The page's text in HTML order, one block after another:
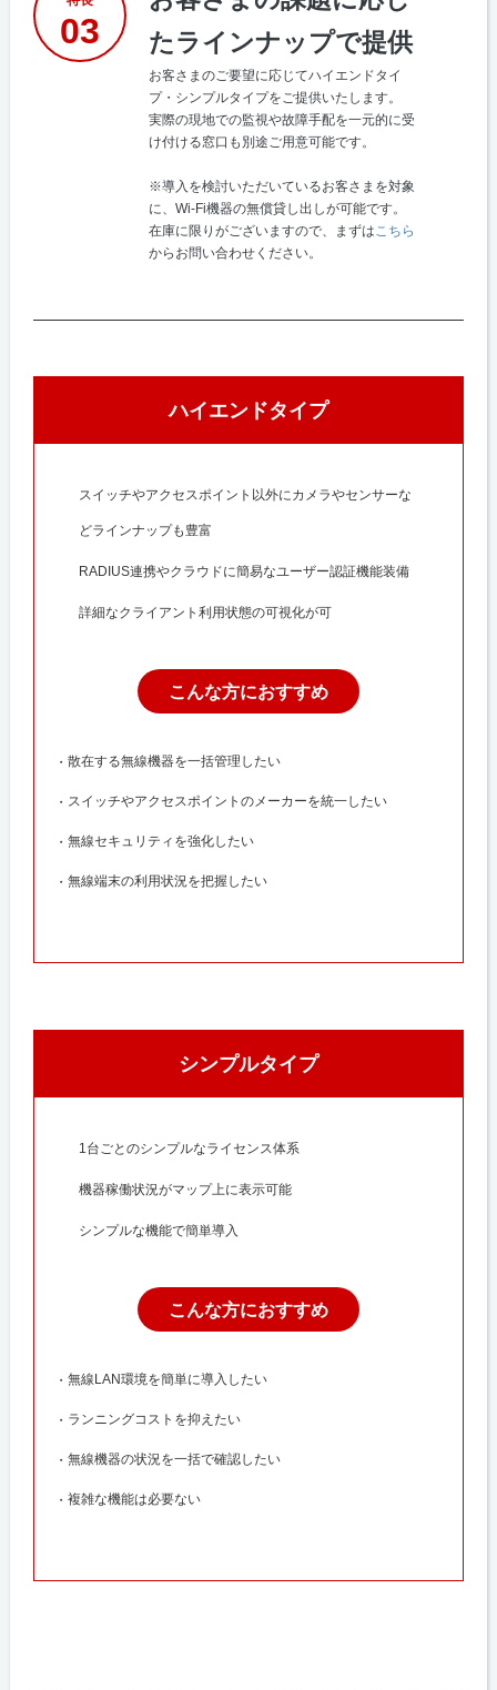
03
たラインナップで提供
お客さまのご要望に応じてハイエンドタイ
プ・シンプルタイプをご提供いたします。
実際の現地での監視や故障手配を一元的に受
け付ける窓口も別途ご用意可能です。
※導入を検討いただいているお客さまを対象
に、Wi-Fi機器の無償貸し出しが可能です。
在庫に限りがございますので、まずはこちら
からお問い合わせください。
ハイエンドタイプ
スイッチやアクセスポイント以外にカメラやセンサーな
どラインナップも豊富
RADIUS連携やクラウドに簡易なユーザー認証機能装備
詳細なクライアント利用状態の可視化が可
こんな方におすすめ
散在する無線機器を一括管理したい
スイッチやアクセスポイントのメーカーを統一したい
無線セキュリティを強化したい
無線端末の利用状況を把握したい
シンプルタイプ
1台ごとのシンプルなライセンス体系
機器稼働状況がマップ上に表示可能
シンプルな機能で簡単導入
こんな方におすすめ
無線LAN環境を簡単に導入したい
ランニングコストを抑えたい
無線機器の状況を一括で確認したい
複雑な機能は必要ない